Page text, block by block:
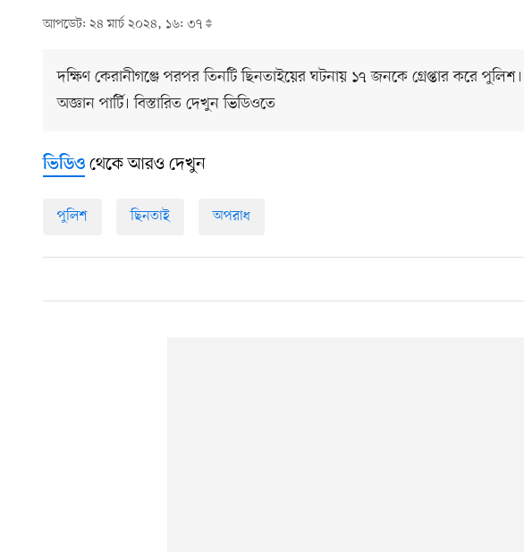
আপডেট: ২৪ মার্চ ২০২৪, ১৬: ৩৭
দক্ষিণ কেরানীগঞ্জে পরপর তিনটি ছিনতাইয়ের ঘটনায় ১৭ জনকে গ্রেপ্তার করে
অজ্ঞান পার্টি। বিস্তারিত দেখুন ভিডিওতে
ভিডিও থেকে আরও দেখুন
পুলিশ ছিনতাই অপরাধ